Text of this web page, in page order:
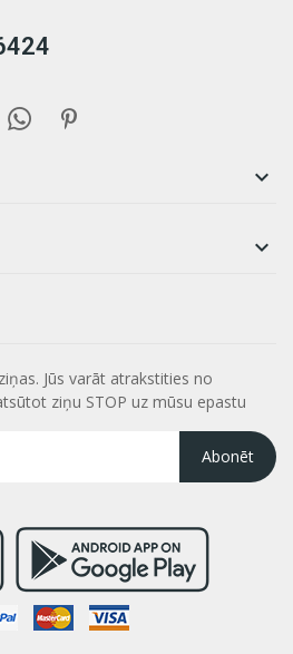


Jūs varāt atrakstities no
ziņu STOP uz mūsu epastu
Abonēt